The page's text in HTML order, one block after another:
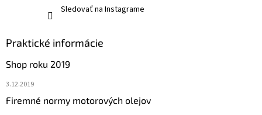
Sledovať na Instagrame
Praktické informácie
Shop roku 2019
3.12.2019
Firemné normy motorových olejov